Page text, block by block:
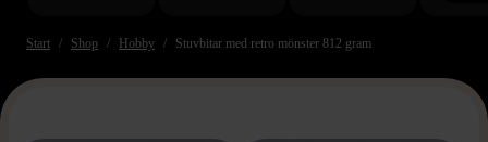
Start Shop Hobby Stuvbitar med retro mönster 812 gram